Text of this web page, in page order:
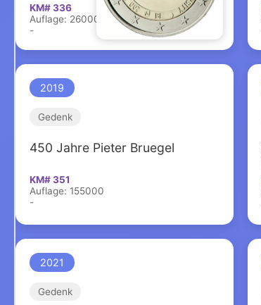
KM# 336
Auflage: 260000
-
2019
Gedenk
450 Jahre Pieter Bruegel
KM# 351
Auflage: 155000
-
2021
Gedenk